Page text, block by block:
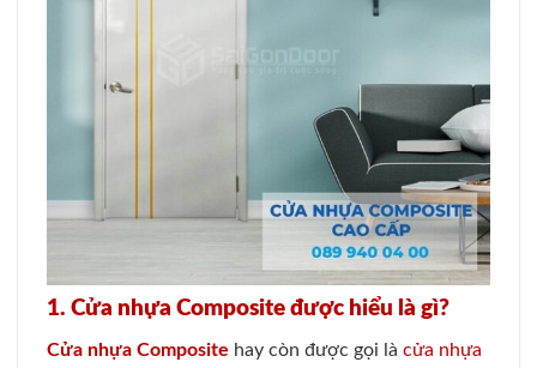
1. Cửa nhựa Composite được hiểu là gì?
Cửa nhựa Composite hay còn được gọi là cửa nhựa